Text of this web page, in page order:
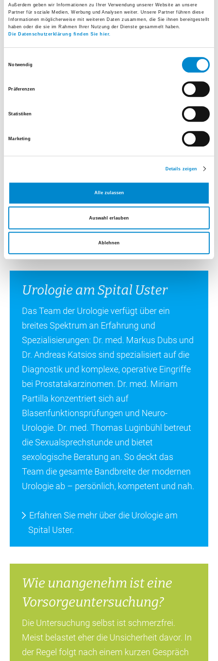
Außerdem geben wir Informationen zu Ihrer Verwendung unserer Website an unsere
Partner für soziale Medien, Werbung und Analysen weiter. Unsere Partner führen diese
Informationen möglicherweise mit weiteren Daten zusammen, die Sie ihnen bereitgestellt
haben oder die sie im Rahmen Ihrer Nutzung der Dienste gesammelt haben.
Die Datenschutzerklärung finden Sie hier.
Notwendig
Präferenzen
Statistiken
Marketing
Details zeigen
Alle zulassen
Auswahl erlauben
Ablehnen
betroffene Männer gezielter behandeln.»– Dr.
Andreas Katsios, Leitender Arzt Urologie am Spital
Urologie bietet umfassende Vorsorge, Diagnostik
Harnwege und der männlichen Geschlechtsorgane
um verdächtige Stellen in der Prostata präzise zu
erkennen und gezielt Gewebeproben zu entnehmen.
Das erhöht die diagnostische Sicherheit und
ermöglicht eine genauere Beurteilung, ob ein Tumor
Urologie am Spital Uster
Das Team der Urologie verfügt über ein
breites Spektrum an Erfahrung und
Spezialisierungen: Dr. med. Markus Dubs und
Dr. Andreas Katsios sind spezialisiert auf die
Diagnostik und komplexe, operative Eingriffe
bei Prostatakarzinomen. Dr. med. Miriam
Partilla konzentriert sich auf
Blasenfunktionsprüfungen und Neuro-
Urologie. Dr. med. Thomas Luginbühl betreut
die Sexualsprechstunde und bietet
sexologische Beratung an. So deckt das
Team die gesamte Bandbreite der modernen
Urologie ab – persönlich, kompetent und nah.
Erfahren Sie mehr über die Urologie am
Spital Uster.
Wie unangenehm ist eine
Vorsorgeuntersuchung?
Die Untersuchung selbst ist schmerzfrei.
Meist belastet eher die Unsicherheit davor. In
der Regel folgt nach einem kurzen Gespräch